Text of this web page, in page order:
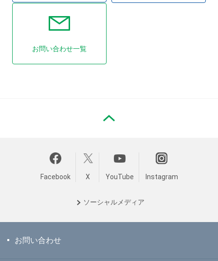
お問い合わせ一覧
Facebook X YouTube Instagram
ソーシャル メディア
お問い合わせ